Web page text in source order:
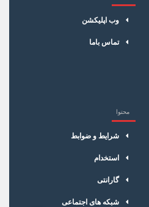
وب اپلیکشن
تماس باما
محتوا
شرایط و ضوابط
استخدام
گارانتی
شبکه های اجتماعی